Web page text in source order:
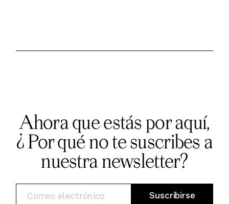
Ahora que estás por aquí,
¿ Por qué no te suscribes a
nuestra newsletter?